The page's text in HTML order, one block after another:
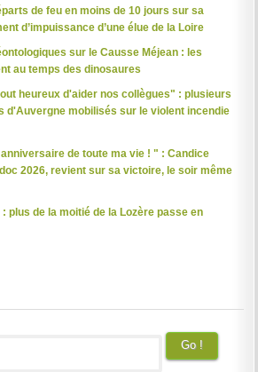
de feu en moins de 10 jours sur sa
d’impuissance d’une élue de la Loire
sur le Causse Méjean : les
au temps des dinosaures
heureux d'aider nos collègues" : plusieurs
d'Auvergne mobilisés sur le violent incendie
de toute ma vie ! " : Candice
2026, revient sur sa victoire, le soir même
plus de la moitié de la Lozère passe en